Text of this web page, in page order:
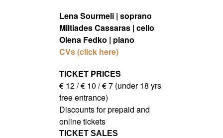
Lena Sourmeli | soprano
Miltiades Cassaras | cello
Olena Fedko | pianο
CVs (click here)
TICKET PRICES
€ 12 / € 10 / € 7 (under 18 yrs
free entrance)
Discounts for prepaid and
online tickets
TICKET SALES